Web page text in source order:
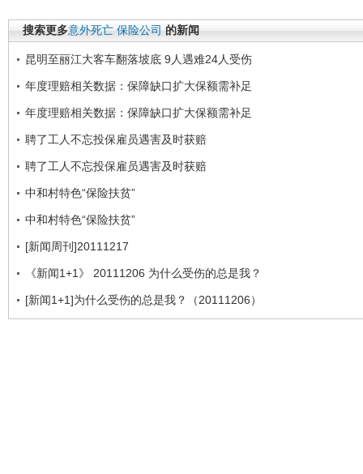
搜索更多意外死亡 保险公司 的新闻
昆明至丽江大客车翻落坡底 9人遇难24人受伤
年度理赔相关数据：保障缺口扩大保额需补足
年度理赔相关数据：保障缺口扩大保额需补足
聘了工人不忘投保雇员遇害及时获赔
聘了工人不忘投保雇员遇害及时获赔
中和村特色“保险扶贫”
中和村特色“保险扶贫”
[新闻周刊]20111217
《新闻1+1》 20111206 为什么受伤的总是我？
[新闻1+1]为什么受伤的总是我？（20111206）